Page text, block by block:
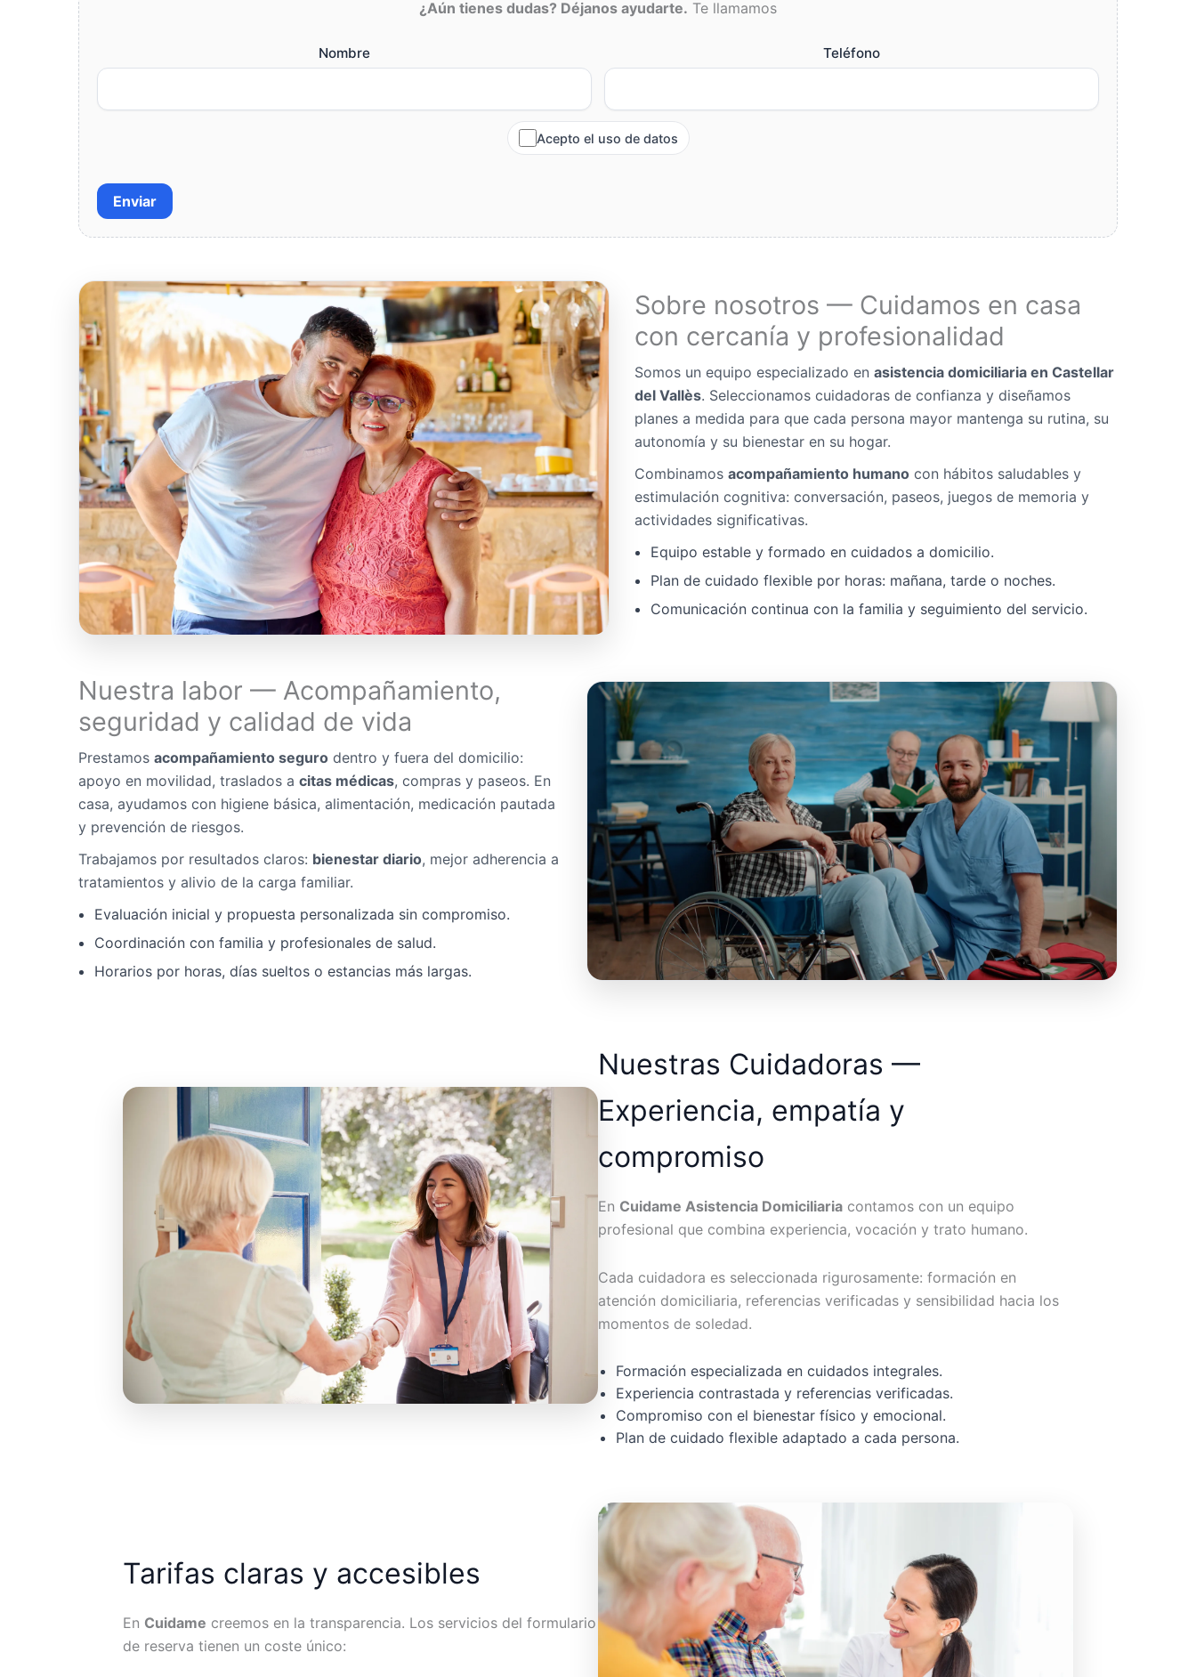
¿Aún tienes dudas? Déjanos ayudarte. Te llamamos
Nombre Teléfono
Acepto el uso de datos
Enviar
Sobre nosotros — Cuidamos en casa
con cercanía y profesionalidad
Somos un equipo especializado enasistencia domiciliaria en Castellar
del Vallès. Seleccionamos cuidadoras de confianza y diseñamos
planes a medida para que cada persona mayor mantenga su rutina, su
autonomía y su bienestar en su hogar.
Combinamosacompañamiento humano con hábitos saludables y
estimulación cognitiva: conversación, paseos, juegos de memoria y
actividades significativas.
Equipo estable y formado en cuidados a domicilio.
Plan de cuidado flexible por horas: mañana, tarde o noches.
Comunicación continua con la familia y seguimiento del servicio.
Nuestra labor — Acompañamiento,
seguridad y calidad de vida
Prestamos acompañamiento seguro dentro y fuera del domicilio:
apoyo en movilidad, traslados a citas médicas, compras y paseos. En
casa, ayudamos con higiene básica, alimentación, medicación pautada
y prevención de riesgos.
Trabajamos por resultados claros: bienestar diario, mejor adherencia a
tratamientos y alivio de la carga familiar.
Evaluación inicial y propuesta personalizada sin compromiso.
Coordinación con familia y profesionales de salud.
Horarios por horas, días sueltos o estancias más largas.
Nuestras Cuidadoras —
Experiencia, empatía y
compromiso
En Cuidame Asistencia Domiciliaria contamos con un equipo
profesional que combina experiencia, vocación y trato humano.
Cada cuidadora es seleccionada rigurosamente: formación en
atención domiciliaria, referencias verificadas y sensibilidad hacia los
momentos de soledad.
Formación especializada en cuidados integrales.
Experiencia contrastada y referencias verificadas.
Compromiso con el bienestar físico y emocional.
Plan de cuidado flexible adaptado a cada persona.
Tarifas claras y accesibles
En Cuidame creemos en la transparencia. Los servicios del formulario
de reserva tienen un coste único: